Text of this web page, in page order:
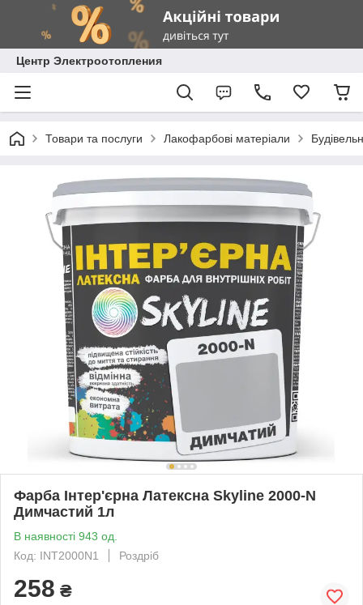
Центр Электроотопления
Товари та послуги Лакофарбові матеріали
Фарба Інтер'єрна Латексна Skyline 2000-N
Димчастий 1л
В наявності 943 од.
Код: INT2000N1
Роздріб
258 ₴